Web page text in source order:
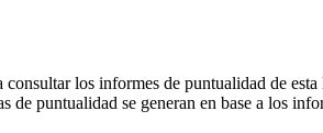
consultar los informes de puntualidad de
puntualidad se generan en base a los